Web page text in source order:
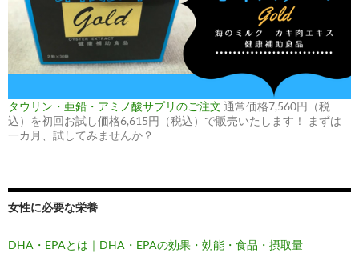
タウリン・亜鉛・アミノ酸サプリのご注文 通常価格7,560円（税
込）を初回お試し価格6,615円（税込）で販売いたします！ まずは
一カ月、試してみませんか？
女性に必要な栄養
DHA・EPAとは｜DHA・EPAの効果・効能・食品・摂取量